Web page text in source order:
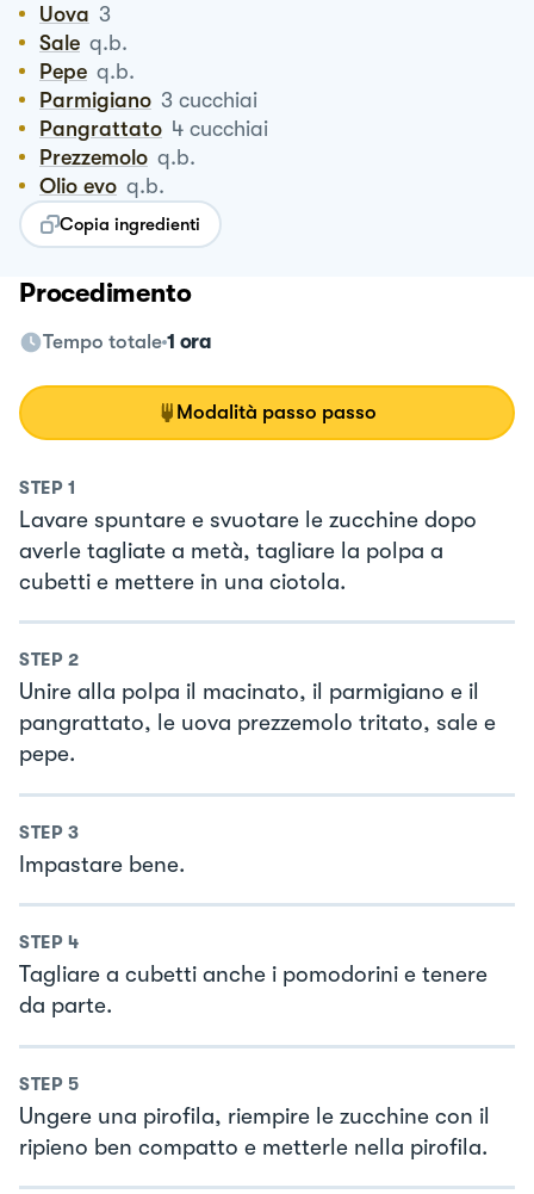
Uova 3
Sale q.b.
Pepe q.b.
Parmigiano 3 cucchiai
Pangrattato 4 cucchiai
Prezzemolo q.b.
Olio evo q.b.
Copia ingredienti
Procedimento
Tempo totale 1 ora
Modalità passo passo
STEP 1
Lavare spuntare e svuotare le zucchine dopo
averle tagliate a metà, tagliare la polpa a
cubetti e mettere in una ciotola.
STEP 2
Unire alla polpa il macinato, il parmigiano e il
pangrattato, le uova prezzemolo tritato, sale e
pepe.
STEP 3
Impastare bene.
STEP 4
Tagliare a cubetti anche i pomodorini e tenere
da parte.
STEP 5
Ungere una pirofila, riempire le zucchine con il
ripieno ben compatto e metterle nella pirofila.